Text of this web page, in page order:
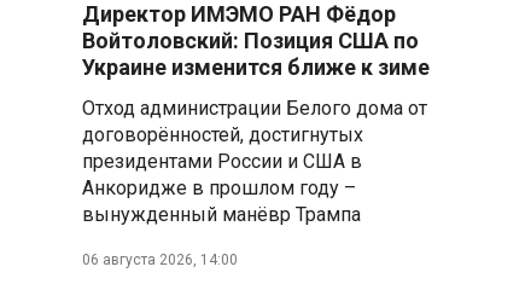
Директор ИМЭМО РАН Фёдор
Войтоловский: Позиция США по
Украине изменится ближе к зиме
Отход администрации Белого дома от
договорённостей, достигнутых
президентами России и США в
Анкоридже в прошлом году –
вынужденный манёвр Трампа
06 августа 2026, 14:00